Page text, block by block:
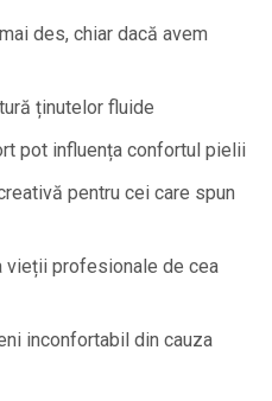
des, chiar dacă avem
ținutelor fluide
pot influența confortul pielii
pentru cei care spun
vieții profesionale de cea
inconfortabil din cauza